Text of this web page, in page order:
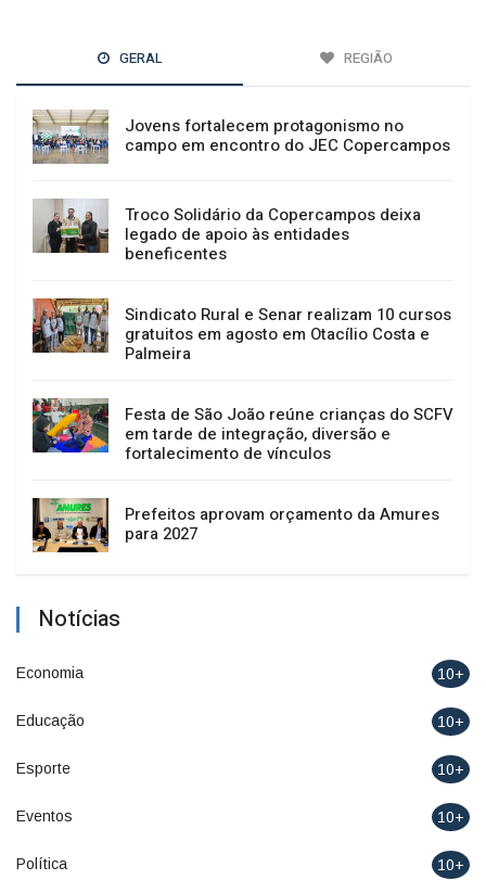
GERAL REGIÃO
Jovens fortalecem protagonismo no
campo em encontro do JEC Copercampos
Troco Solidário da Copercampos deixa
legado de apoio às entidades
beneficentes
Sindicato Rural e Senar realizam 10 cursos
gratuitos em agosto em Otacílio Costa e
Palmeira
Festa de São João reúne crianças do SCFV
em tarde de integração, diversão e
fortalecimento de vínculos
Prefeitos aprovam orçamento da Amures
para 2027
Notícias
Economia 10+
Educação 10+
Esporte 10+
Eventos 10+
Política 10+